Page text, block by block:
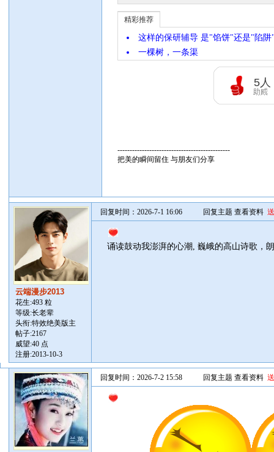
精彩推荐
这样的保研辅导 是"馅饼"还是"陷阱
一棵树，一条渠
5人
----------------------------------------------
把美的瞬间留住 与朋友们分享
云端漫步2013
花生:493 粒
等级:长老辈
头衔:特效绝美版主
帖子:2167
威望:40 点
注册:2013-10-3
回复时间：2026-7-1 16:06 回复主题 查看资料
诵读鼓动我澎湃的心潮, 巍峨的高山诗歌，
回复时间：2026-7-2 15:58 回复主题 查看资料